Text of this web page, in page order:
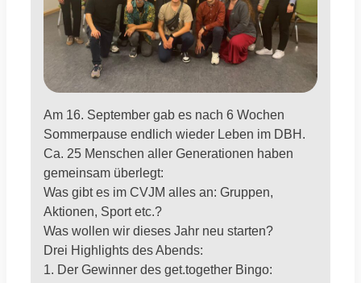
Am 16. September gab es nach 6 Wochen
Sommerpause endlich wieder Leben im DBH.
Ca. 25 Menschen aller Generationen haben
gemeinsam überlegt:
Was gibt es im CVJM alles an: Gruppen,
Aktionen, Sport etc.?
Was wollen wir dieses Jahr neu starten?
Drei Highlights des Abends:
1. Der Gewinner des get.together Bingo: